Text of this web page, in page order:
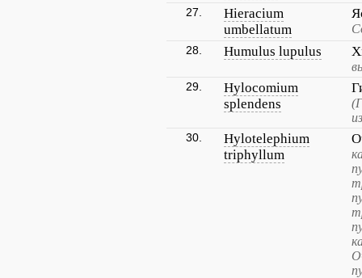
27.
Hieracium
umbellatum
28. Humulus lupulus
29.
Hylocomium
splendens
30.
Hylotelephium
triphyllum